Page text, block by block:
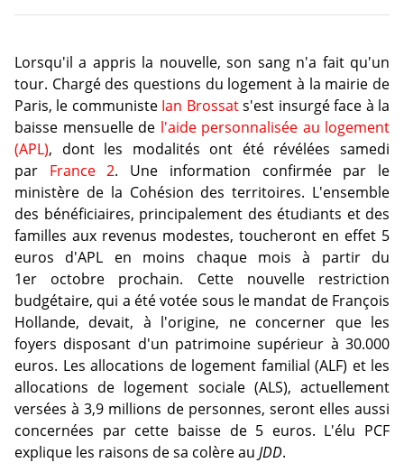
Lorsqu'il a appris la nouvelle, son sang n'a fait qu'un
tour. Chargé des questions du logement à la mairie de
Paris, le communiste Ian Brossat s'est insurgé face à la
baisse mensuelle de l'aide personnalisée au logement
(APL), dont les modalités ont été révélées samedi
par
France 2. Une information confirmée par le
ministère de la Cohésion des territoires. L'ensemble
des bénéficiaires, principalement des étudiants et des
familles aux revenus modestes, toucheront en effet 5
euros d'APL en moins chaque mois à partir du
1er octobre prochain. Cette nouvelle restriction
budgétaire, qui a été votée sous le mandat de François
Hollande, devait, à l'origine, ne concerner que les
foyers disposant d'un patrimoine supérieur à 30.000
euros. Les allocations de logement familial (ALF) et les
allocations de logement sociale (ALS), actuellement
versées à 3,9 millions de personnes, seront elles aussi
concernées par cette baisse de 5 euros. L'élu PCF
explique les raisons de sa colère au JDD.